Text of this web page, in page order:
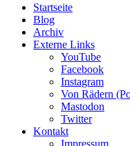
Startseite
Blog
Archiv
Externe Links
YouTube
Facebook
Instagram
Von Rädern
Mastodon
Twitter
Kontakt
Impressum